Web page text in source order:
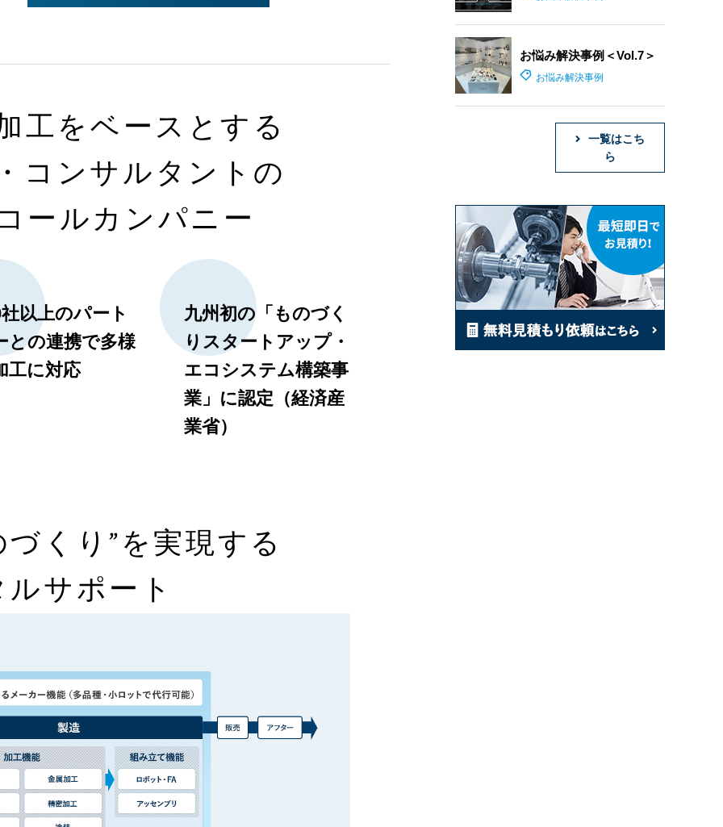
工をベースとする
コンサルタントの
ールカンパニー
以上のパート
との連携で多様
工に対応
九州初の「ものづく
りスタートアップ・
エコシステム構築事
業」に認定（経済産
業省）
くり”を実現する
サポート
お悩み解決事例＜Vol.7＞
お悩み解決事例
一覧はこち
ら